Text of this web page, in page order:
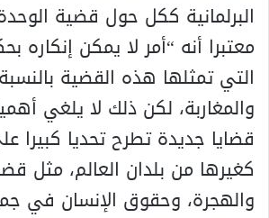
البرلمانية ككل حول قضية الوحدة
معتبرا أنه “أمر لا يمكن إنكاره
التي تمثلها هذه القضية
والمغاربة، لكن ذلك لا يلغي
قضايا جديدة تطرح تحديا كبيرا
كغيرها من بلدان العالم، مثل
والهجرة، وحقوق الإنسان في